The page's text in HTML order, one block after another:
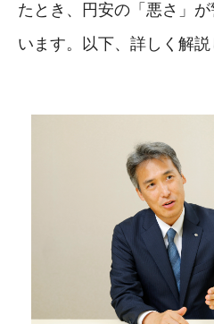
たとき、円安の「悪さ」
います。以下、詳しく解説